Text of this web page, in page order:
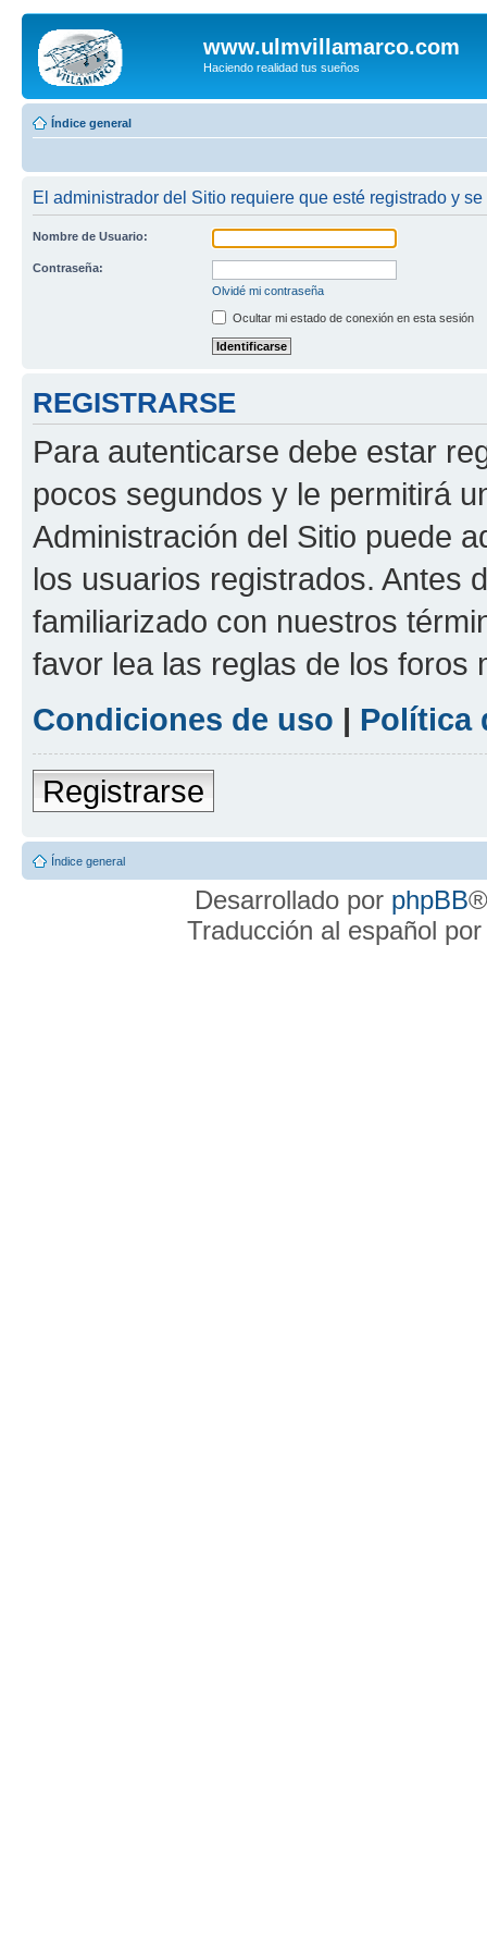
www.ulmvillamarco.com
Haciendo realidad tus sueños
Índice general
El administrador del Sitio requiere que esté registrado y
Nombre de Usuario:
Contraseña:
Olvidé mi contraseña
Ocultar mi estado de conexión en esta sesión
REGISTRARSE
Para autenticarse debe estar
pocos segundos y le permitirá
Administración del Sitio puede
los usuarios registrados. Antes
familiarizado con nuestros
favor lea las reglas de los foros
Condiciones de uso | Política
Registrarse
Índice general
Desarrollado por phpBB
Traducción al español